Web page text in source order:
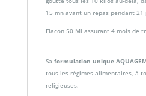
15 mn avant un repas pendant 21
Flacon 50 Ml assurant 4 mois de
Sa formulation unique
tous les régimes alimentaires, à
religieuses.